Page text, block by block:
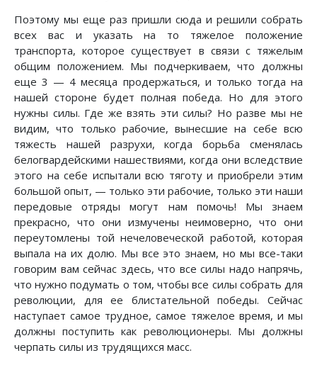
Поэтому мы еще раз пришли сюда и решили собрать
всех вас и указать на то тяжелое положение
транспорта, которое существует в связи с тяжелым
общим положением. Мы подчеркиваем, что должны
еще 3 — 4 месяца продержаться, и только тогда на
нашей стороне будет полная победа. Но для этого
нужны силы. Где же взять эти силы? Но разве мы не
видим, что только рабочие, вынесшие на себе всю
тяжесть нашей разрухи, когда борьба сменялась
белогвардейскими нашествиями, когда они вследствие
этого на себе испытали всю тяготу и приобрели этим
большой опыт, — только эти рабочие, только эти наши
передовые отряды могут нам помочь! Мы знаем
прекрасно, что они измучены неимоверно, что они
переутомлены той нечеловеческой работой, которая
выпала на их долю. Мы все это знаем, но мы все-таки
говорим вам сейчас здесь, что все силы надо напрячь,
что нужно подумать о том, чтобы все силы собрать для
революции, для ее блистательной победы. Сейчас
наступает самое трудное, самое тяжелое время, и мы
должны поступить как революционеры. Мы должны
черпать силы из трудящихся масс.